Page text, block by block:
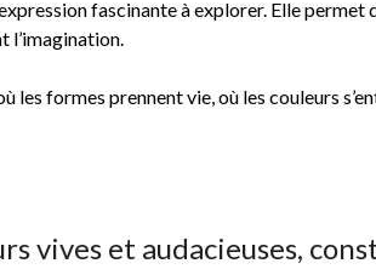
fascinante à explorer. Elle permet
l’imagination.
formes prennent vie, où les couleurs
vives et audacieuses,